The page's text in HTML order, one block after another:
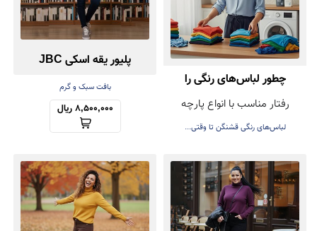
چطور لباس‌های رنگی را
بشوییم تا رنگشان نرود؟
رفتار مناسب با انواع پارچه
لباس‌های رنگی قشنگن تا وقتی...
پلیور یقه اسکی JBC
بافت سبک و گرم
8,500,000 ریال